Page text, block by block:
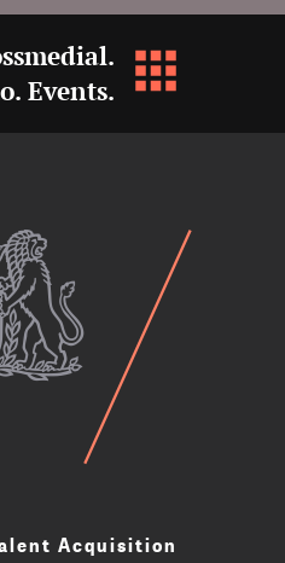
Events.
Acquisition